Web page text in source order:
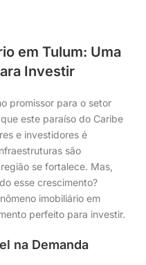
em Tulum: Uma
Investir
promissor para o setor
este paraíso do Caribe
e investidores é
são
se fortalece. Mas,
esse crescimento?
imobiliário em
perfeito para investir.
na Demanda